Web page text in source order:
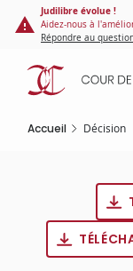
Panneau de gestion
contenu
principal
Judilibre évolue !
Aidez-nous à
Répondre au
Accueil Décision